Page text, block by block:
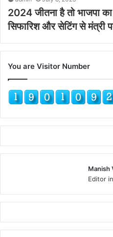
2024 जीतना है तो भाजपा
सिफारिश और सेटिंग से मंत्री
You are Visitor Number
Manish
Editor